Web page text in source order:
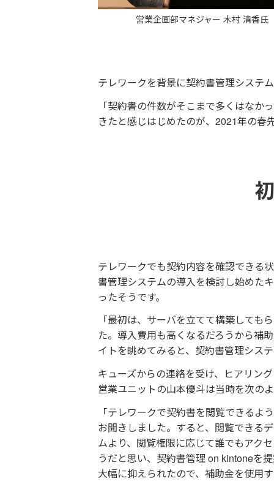
営業企画部マネジャー 木村 清香氏
テレワークを背景に契約書管理システ
「契約書の件数がそこまで多くはな
きたと感じはじめたのが、2021年の春
テレワークでも契約内容を確認できる
書管理システムの導入を検討し始めた
ったそうです。
「最初は、サーバを立てて構築しても
た。導入費用も高くなるだろうから補
イトを眺めてみると、契約書管理シス
キューズからの連絡を受け、ヒアリン
営業ユニットの山本優斗は当時を次の
「テレワークで契約書を閲覧できるよ
お聞きしました。すると、閲覧できる
ムより、閲覧権限に応じて誰でもアク
うだと思い、契約書管理 on kintoneを
大幅に抑えられたので、補助金を使用